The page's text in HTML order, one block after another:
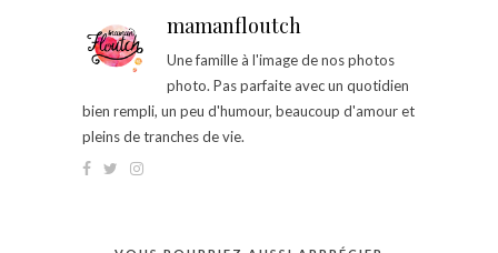
mamanfloutch
Une famille à l'image de nos photos
photo. Pas parfaite avec un quotidien
bien rempli, un peu d'humour, beaucoup d'amour et
pleins de tranches de vie.